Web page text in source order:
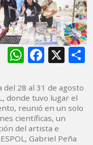
X
del 28 al 31 de agosto
donde tuvo lugar el
reunió en un solo
científicas, un
del artista e
Gabriel Peña